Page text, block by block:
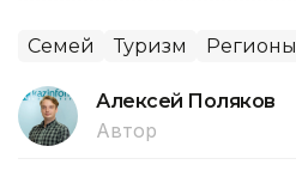
Семей Туризм Регионы
Алексей Поляков
Автор